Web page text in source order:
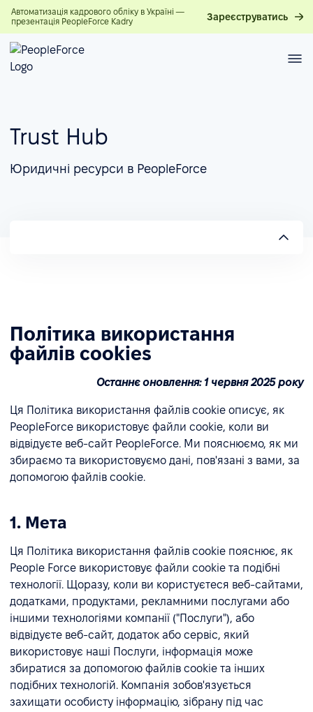
Автоматизація кадрового обліку в Україні —
презентація PeopleForce Kadry
Зареєструватись
Trust Hub
Юридичні ресурси в PeopleForce
Політика використання
файлів cookies
Останнє оновлення: 1 червня 2025 року
Ця Політика використання файлів cookie описує, як
PeopleForce використовує файли cookie, коли ви
відвідуєте веб-сайт PeopleForce. Ми пояснюємо, як ми
збираємо та використовуємо дані, пов'язані з вами, за
допомогою файлів cookie.
1. Мета
Ця Політика використання файлів cookie пояснює, як
People Force використовує файли cookie та подібні
технології. Щоразу, коли ви користуєтеся веб-сайтами,
додатками, продуктами, рекламними послугами або
іншими технологіями компанії ("Послуги"), або
відвідуєте веб-сайт, додаток або сервіс, який
використовує наші Послуги, інформація може
збиратися за допомогою файлів cookie та інших
подібних технологій. Компанія зобов'язується
захищати особисту інформацію, зібрану під час